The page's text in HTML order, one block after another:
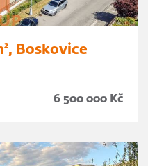
Boskovice
6 500 000 Kč